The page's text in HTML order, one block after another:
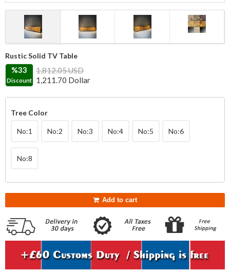
Rustic Solid TV Table
%33
Discount
1,812.05 USD
1,211.70 Dollar
Tree Color
No:1 No:2 No:3 No:4 No:5 No:6
No:8
Add to cart